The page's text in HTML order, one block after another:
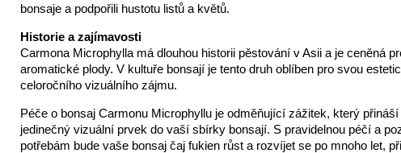
bonsaje a podpořili hustotu listů a květů.
Historie a zajímavosti
Carmona Microphylla má dlouhou historii pěstování v Asii a je ceněná
aromatické plody. V kultuře bonsají je tento druh oblíben pro svou
celoročního vizuálního zájmu.
Péče o bonsaj Carmonu Microphyllu je odměňující zážitek, který
jedinečný vizuální prvek do vaší sbírky bonsají. S pravidelnou péčí a
potřebám bude vaše bonsaj čaj fukien růst a rozvíjet se po mnoho let,